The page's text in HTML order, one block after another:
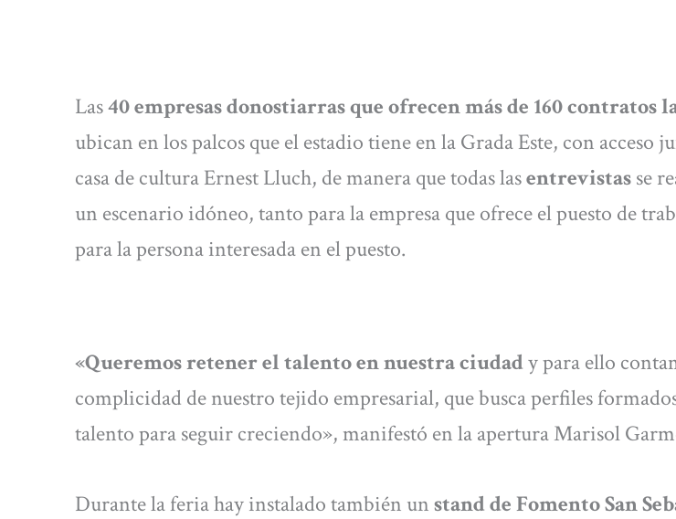
Las40 empresas donostiarras que ofrecen más de 160 contratos
ubican en los palcos que el estadio tiene en la Grada Este, con acceso
casa de cultura Ernest Lluch, de manera que todas lasentrevistasse
un escenario idóneo, tanto para la empresa que ofrece el puesto de
para la persona interesada en el puesto.
«Queremos retener el talento en nuestra ciudady para ello
complicidad de nuestro tejido empresarial, que busca perfiles
talento para seguir creciendo», manifestó en la apertura Marisol
Durante la feria hay instalado también unstand de Fomento San